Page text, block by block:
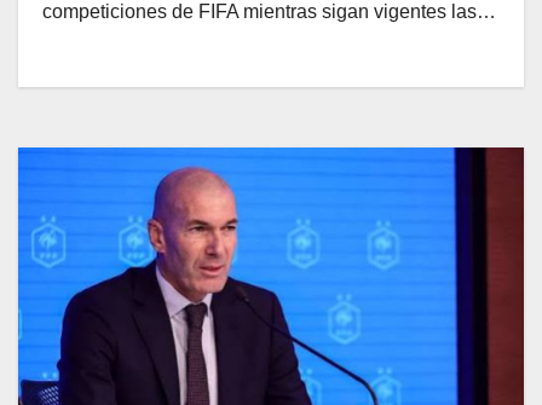
competiciones de FIFA mientras sigan vigentes las…